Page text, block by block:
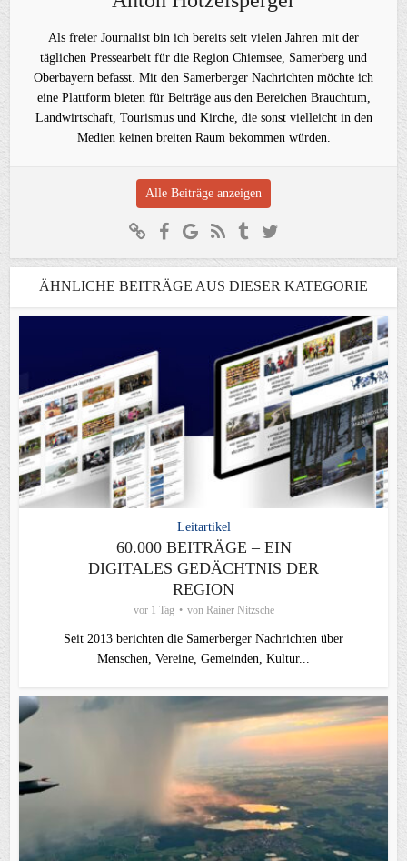
Als freier Journalist bin ich bereits seit vielen Jahren mit der
täglichen Pressearbeit für die Region Chiemsee, Samerberg und
Oberbayern befasst. Mit den Samerberger Nachrichten möchte ich
eine Plattform bieten für Beiträge aus den Bereichen Brauchtum,
Landwirtschaft, Tourismus und Kirche, die sonst vielleicht in den
Medien keinen breiten Raum bekommen würden.
Alle Beiträge anzeigen
ÄHNLICHE BEITRÄGE AUS DIESER KATEGORIE
Leitartikel
60.000 BEITRÄGE – EIN
DIGITALES GEDÄCHTNIS DER
REGION
vor 1 Tag von Rainer Nitzsche
Seit 2013 berichten die Samerberger Nachrichten über
Menschen, Vereine, Gemeinden, Kultur...